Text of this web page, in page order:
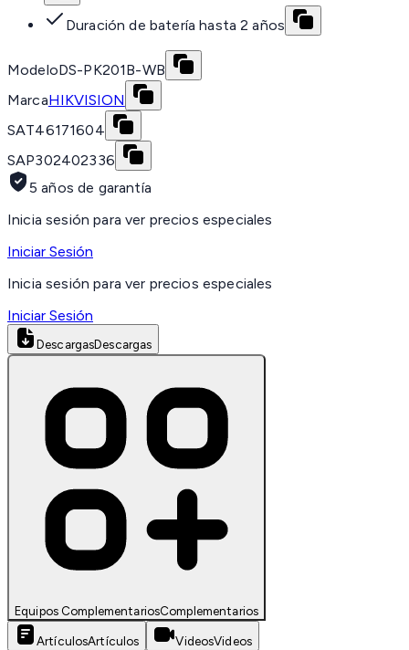
Duración de batería hasta 2 años
ModeloDS-PK201B-WB
MarcaHIKVISION
SAT46171604
SAP302402336
5 años de garantía
Inicia sesión para ver precios especiales
Iniciar Sesión
Inicia sesión para ver precios especiales
Iniciar Sesión
DescargasDescargas
Equipos ComplementariosComplementarios
ArtículosArtículos VideosVideos